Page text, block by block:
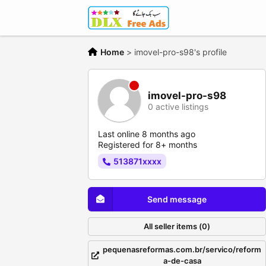
Home > imovel-pro-s98's profile
imovel-pro-s98
0 active listings
Last online 8 months ago
Registered for 8+ months
513871xxxx
Send message
All seller items (0)
pequenasreformas.com.br/servico/reform
a-de-casa